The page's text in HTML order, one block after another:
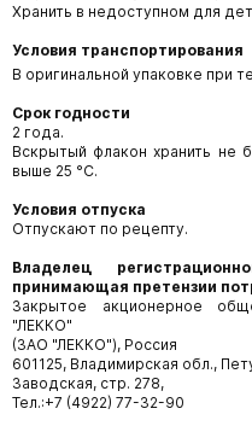
Хранить в недоступном для
Условия транспортирования
В оригинальной упаковке при
Срок годности
2 года.
Вскрытый флакон хранить не
выше 25 °С.
Условия отпуска
Отпускают по рецепту.
Владелец
принимающая претензии
Закрытое акционерное
"ЛЕККО"
(ЗАО "ЛЕККО"), Россия
601125, Владимирская обл.,
Заводская, стр. 278,
Тел.:+7 (4922) 77-32-90